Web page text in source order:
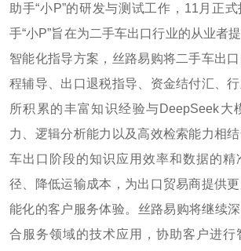
助手“小P”的研发与测试工作，11月正
手“小P”旨在为二手车出口行业的从业者
智能化指导方案，丝路易购将二手车出
程辅导、出口退税指导、资金结付汇、
所积累的丰富知识经验与DeepSeek大
力、逻辑分析能力以及高效检索能力相
车出口阶段的知识应用效率和数据的精
径、降低运输成本，为出口贸易商提供
能化的客户服务体验。丝路易购将继续
合服务领域的技术应用，协助客户进行